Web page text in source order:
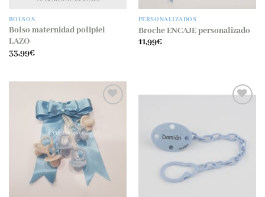
BOLSOS
Bolso maternidad polipiel
LAZO
33,99€
PERSONALIZADOS
Broche ENCAJE personalizado
11,99€